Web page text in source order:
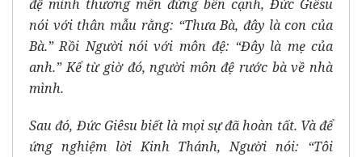
đệ mình thương mến đứng bên cạnh, Đức Giêsu
nói với thân mẫu rằng: “Thưa Bà, đây là con của
Bà.” Rồi Người nói với môn đệ: “Đây là mẹ của
anh.” Kể từ giờ đó, người môn đệ rước bà về nhà
mình.
Sau đó, Đức Giêsu biết là mọi sự đã hoàn tất. Và để
ứng nghiệm lời Kinh Thánh, Người nói: “Tôi